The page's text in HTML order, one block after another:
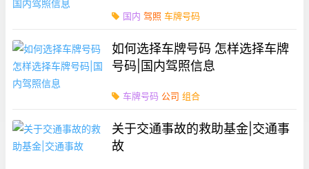
国内 驾照 车牌号码
如何选择车牌号码 怎样选择车牌
号码|国内驾照信息
车牌号码 公司 组合
关于交通事故的救助基金|交通事
故